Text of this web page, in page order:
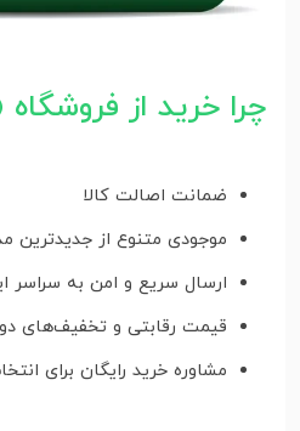
چرا خرید از فروشگاه
ضمانت اصالت کالا
موجودی متنوع از جدیدترین
ارسال سریع و امن به سراسر
قیمت رقابتی و تخفیف‌های
مشاوره خرید رایگان برای